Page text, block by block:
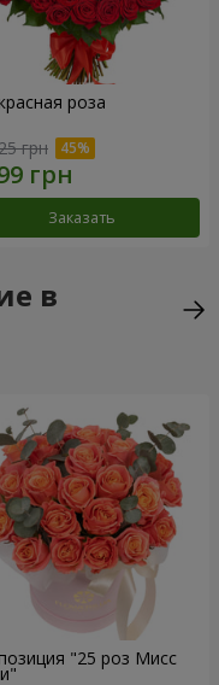
роза
грн
Заказать
в
"25 роз Мисс